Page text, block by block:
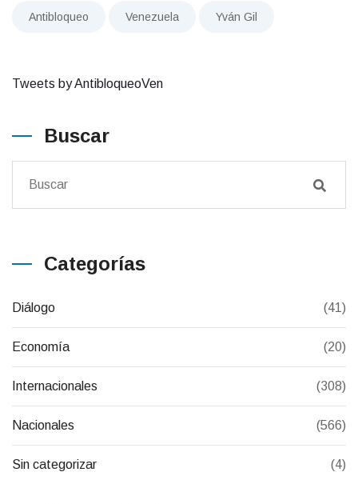
Antibloqueo Venezuela Yván Gil
Tweets by AntibloqueoVen
Buscar
Categorías
Diálogo (41)
Economía (20)
Internacionales (308)
Nacionales (566)
Sin categorizar (4)